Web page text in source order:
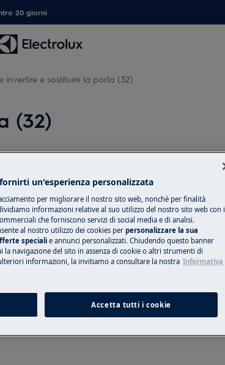
20 giorni
invertire e sostituire la porta (32)
(32)
e scollegare
sono
possono avere
un'esperienza personalizzata
per migliorare il nostro sito web, nonchè per finalità
informazioni relative al suo utilizzo del nostro sito web con i
che forniscono servizi di social media e di analisi.
al nostro utilizzo dei cookies per personalizzare la sua
speciali e annunci personalizzati. Chiudendo questo banner
la navigazione del sito in assenza di cookie o altri strumenti di
informazioni, la invitiamo a consultare la nostra Informativa
Accetta tutti i cookie